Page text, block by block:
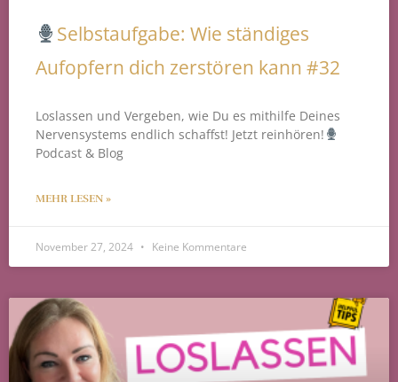
Selbstaufgabe: Wie ständiges
Aufopfern dich zerstören kann #32
Loslassen und Vergeben, wie Du es mithilfe Deines
Nervensystems endlich schaffst! Jetzt reinhören!
Podcast & Blog
MEHR LESEN »
November 27, 2024 Keine Kommentare